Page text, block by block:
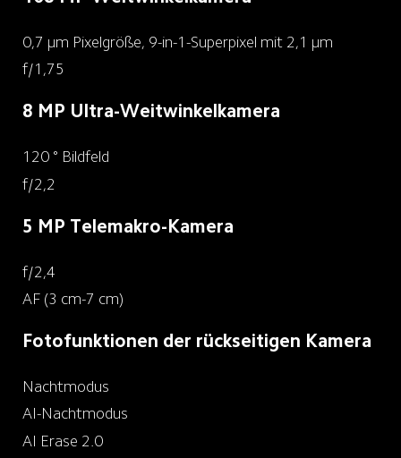
0,7 μm Pixelgröße, 9-in-1-Superpixel mit 2,1 μm
f/1,75
8 MP Ultra-Weitwinkelkamera
120 ° Bildfeld
f/2,2
5 MP Telemakro-Kamera
f/2,4
AF (3 cm-7 cm)
Fotofunktionen der rückseitigen Kamera
Nachtmodus
AI-Nachtmodus
AI Erase 2.0